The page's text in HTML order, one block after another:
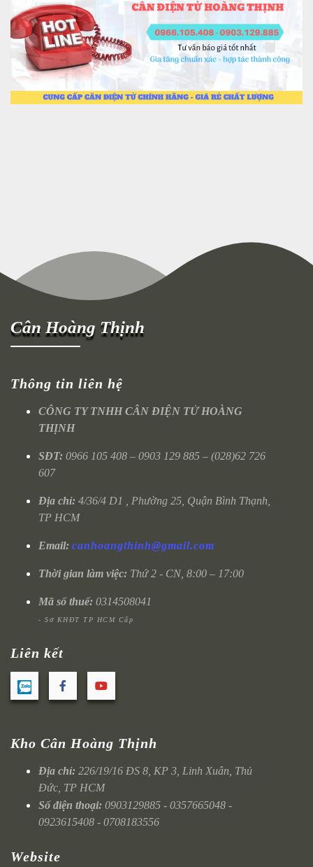
Cân Hoàng Thịnh
Thông tin liên hệ
CÔNG TY TNHH CÂN ĐIỆN TỬ HOÀNG
THỊNH
SĐT: 0966 105 408 – 0903 129 885 – (028)62 726
607
Địa chỉ: 4/36/4 D1 , Phường 25, Quận Bình Thạnh,
TP HCM
Email: canhoangthinh@gmail.com
Thời gian làm việc: Thứ 2 - CN, 8:00 – 17:00
Mã số thuế: 0314508041
- Sở KHĐT TP HCM Cấp
Liên kết
Kho Cân Hoàng Thịnh
Địa chỉ: 226/19/16 ĐS 8, KP 3, Linh Xuân, Thủ
Đức, TP HCM
Số điện thoại: 0903129885 - 0357665048 -
0923615408 - 0708183556
Website